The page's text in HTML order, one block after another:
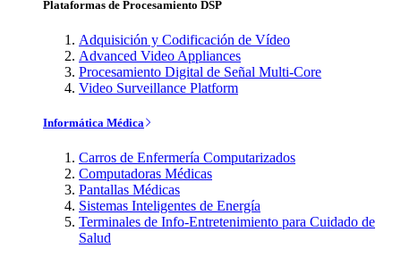
Plataformas de Procesamiento DSP
Adquisición y Codificación de Vídeo
Advanced Video Appliances
Procesamiento Digital de Señal Multi-Core
Video Surveillance Platform
Informática Médica
Carros de Enfermería Computarizados
Computadoras Médicas
Pantallas Médicas
Sistemas Inteligentes de Energía
Terminales de Info-Entretenimiento para Cuidado de
Salud